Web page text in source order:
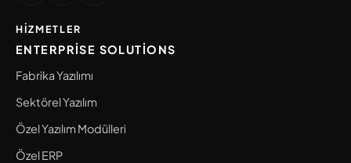
HIZMETLER
ENTERPRISE SOLUTIONS
Fabrika Yazılımı
Sektörel Yazılım
Özel Yazılım Modülleri
Özel ERP